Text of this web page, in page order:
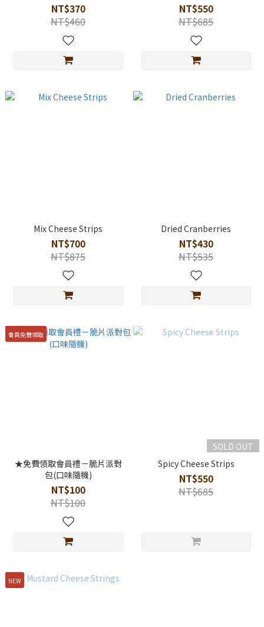
NT$370
NT$460
NT$550
NT$685
Mix Cheese Strips
NT$700
NT$875
Dried Cranberries
NT$430
NT$535
會員免費領取
★免費領取會員禮－脆片派對
包(口味隨機)
NT$100
NT$100
SOLD OUT
Spicy Cheese Strips
NT$550
NT$685
NEW